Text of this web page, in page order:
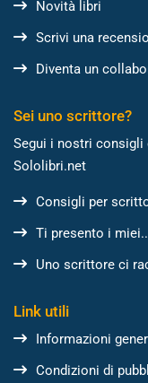
Novità libri
Scrivi una
Diventa un
Sei uno scrittore?
Segui i nostri
Sololibri.net
Consigli per
Ti presento i
Uno scrittore ci
Link utili
Informazioni
Condizioni di